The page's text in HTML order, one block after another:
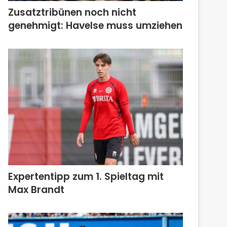
Zusatztribünen noch nicht
genehmigt: Havelse muss umziehen
Expertentipp zum 1. Spieltag mit
Max Brandt